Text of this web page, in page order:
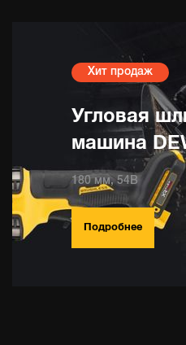
Хит продаж
Угловая
машина
180 мм, 54В
Подробнее